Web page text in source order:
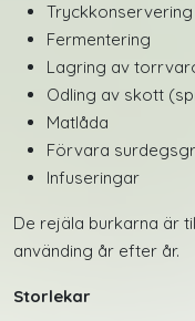
Tryckkonservering
Fermentering
Lagring av
Odling av skott
Matlåda
Förvara
Infuseringar
De rejäla burkarna är
använding år efter år.
Storlekar